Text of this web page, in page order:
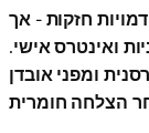
חזקות - אך
ואינטרס אישי.
ומפני אובדן